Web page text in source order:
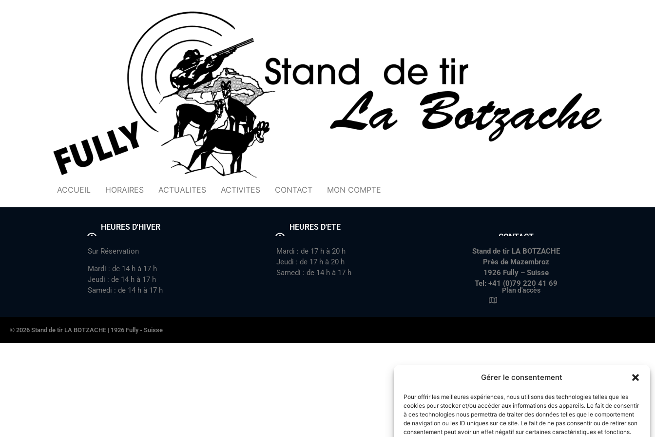
Gérer le consentement
Pour offrir les meilleures expériences, nous utilisons des technologies telles que les
cookies pour stocker et/ou accéder aux informations des appareils. Le fait de consentir
à ces technologies nous permettra de traiter des données telles que le comportement
de navigation ou les ID uniques sur ce site. Le fait de ne pas consentir ou de retirer son
consentement peut avoir un effet négatif sur certaines caractéristiques et fonctions.
ACCUEIL HORAIRES ACTUALITES ACTIVITES CONTACT MON COMPTE
HEURES D'HIVER
HEURES D'ETE
CONTACT
Sur Réservation
Mardi : de 14 h à 17 h
Jeudi : de 14 h à 17 h
Samedi : de 14 h à 17 h
Mardi : de 17 h à 20 h
Jeudi : de 17 h à 20 h
Samedi : de 14 h à 17 h
Stand de tir LA BOTZACHE
Près de Mazembroz
1926 Fully – Suisse
Tel: +41 (0)79 220 41 69
Plan d'accès
© 2026 Stand de tir LA BOTZACHE | 1926 Fully - Suisse